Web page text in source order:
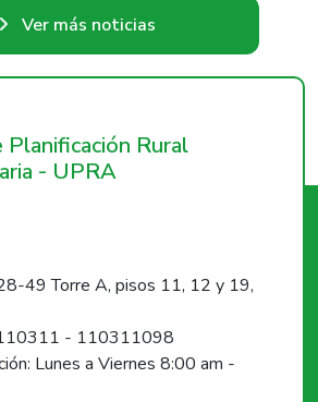
Ver más noticias
Planificación Rural
- UPRA
49 Torre A, pisos 11, 12 y 19,
- 110311098
Lunes a Viernes 8:00 am -